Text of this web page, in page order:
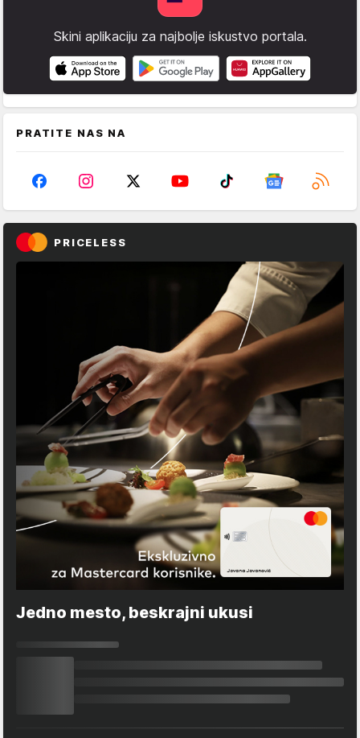
Skini aplikaciju za najbolje iskustvo portala.
PRATITE NAS NA
PRICELESS
Jedno mesto, beskrajni ukusi